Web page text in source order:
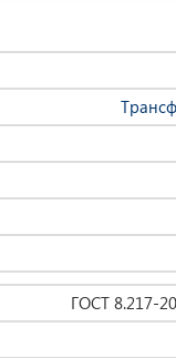
ГОСТ 8.217-